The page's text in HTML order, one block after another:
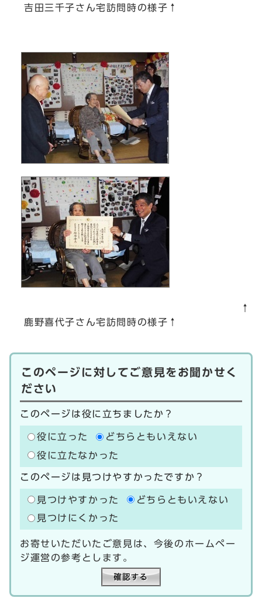
吉田三千子さん宅訪問時の様子↑
↑
鹿野喜代子さん宅訪問時の様子↑
このページに対してご意見をお聞かせく
ださい
このページは役に立ちましたか？
役に立った
どちらともいえない
役に立たなかった
このページは見つけやすかったですか？
見つけやすかった
どちらともいえない
見つけにくかった
お寄せいただいたご意見は、今後のホームペー
ジ運営の参考とします。